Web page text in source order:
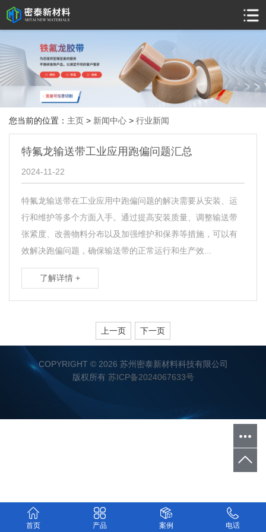
您当前的位置： 主页 > 新闻中心 > 行业新闻
特氟龙输送带工业应用跑偏问题汇总
2024-11-22
特氟龙输送带在工业应用中跑偏问题的解决需要从安装、运
行和维护等多个方面入手。通过提高安装质量、调整输送带
张紧度、改善物料分布以及加强维护和保养等措施，可以有
效解决跑偏问题，确保输送带的正常运行和生产效...
了解详情 +
上一页 下一页
COPYRIGHT © 2026 苏州密泰新材料科技有限公司
版权所有 苏ICP备2024067633号
首页 产品 案例 电话